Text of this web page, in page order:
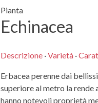
Pianta
Echinacea
Descrizione·Varietà·
Erbacea perenne dai
superiore al metro la
hanno notevoli proprietà